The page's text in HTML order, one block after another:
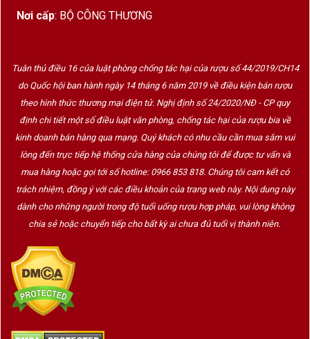
giác nhẹ nhàng, không quá nóng, rất phù hợp với
Phong cách ngọt dịu cũng mở ra nhiều cách kết
hợp ẩm thực thú vị. Nếu phần lớnrượu vang đỏ
thường đi cùng thịt đỏ và phô mai lâu năm thì
Galasso Le Novelle Della Pescara lại rất phù hợp
với:
Bánh kem trái cây.
Tiramisu.
Dâu tây tươi.
Trái cây nhiệt đới.
Thịt nguội.
Các món tráng miệng nhẹ.
Nơi cấp: BỘ CÔNG THƯƠNG
Tuân thủ điều 16 của luật phòng chống tác hại của rượu số 44/2019/CH14
do Quốc hội ban hành ngày 14 tháng 6 năm 2019 về điều kiện bán rượu
theo hình thức thương mại điện tử. Nghị định số 24/2020/NĐ - CP quy
định chi tiết một số điều luật văn phòng, chống tác hại của rượu bia về
kinh doanh bán hàng qua mạng. Quý khách có nhu cầu cần mua sắm vui
lòng đến trực tiếp hệ thống cửa hàng của chúng tôi để được tư vấn và
mua hàng hoặc gọi tới số hotline: 0966 853 818. Chúng tôi cam kết có
trách nhiệm, đồng ý với các điều khoản của trang web này. Nội dung này
dành cho những người trong độ tuổi uống rượu hợp pháp, vui lòng không
chia sẻ hoặc chuyển tiếp cho bất kỳ ai chưa đủ tuổi vị thành niên.